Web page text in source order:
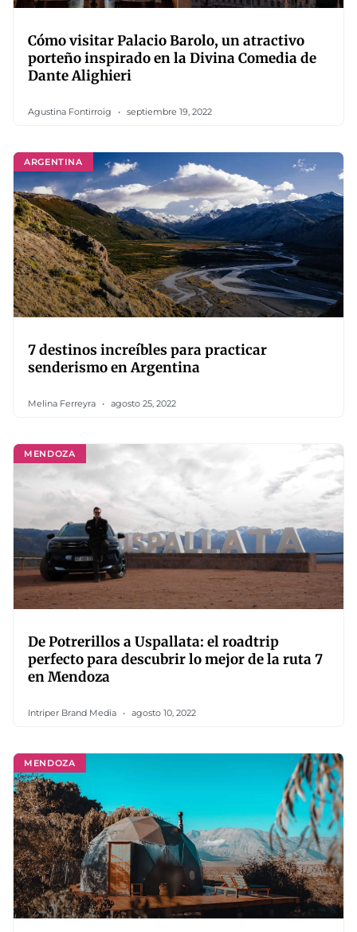
Cómo visitar Palacio Barolo, un atractivo
porteño inspirado en la Divina Comedia de
Dante Alighieri
Agustina Fontirroig septiembre 19, 2022
ARGENTINA
7 destinos increíbles para practicar
senderismo en Argentina
Melina Ferreyra agosto 25, 2022
MENDOZA
De Potrerillos a Uspallata: el roadtrip
perfecto para descubrir lo mejor de la ruta 7
en Mendoza
Intriper Brand Media agosto 10, 2022
MENDOZA